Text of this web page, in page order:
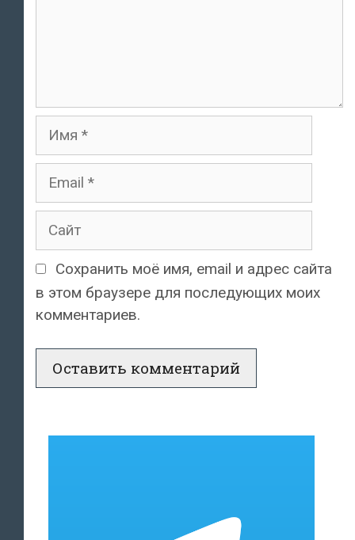
Имя
Email
Сайт
Сохранить моё имя, email и адрес сайта
в этом браузере для последующих моих
комментариев.